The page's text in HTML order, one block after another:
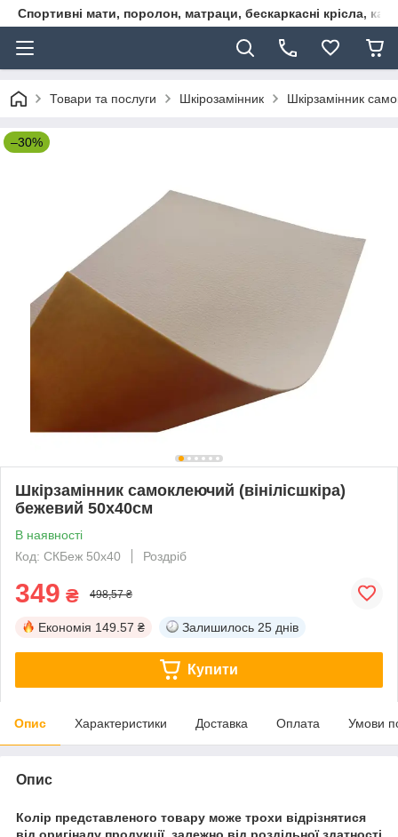
Спортивні мати, поролон, матраци, бескаркасні крісла,
Товари та послуги Шкірозамінник Шкірзамінник
–30%
Шкірзамінник самоклеючий (вінілісшкіра)
бежевий 50х40см
В наявності
Код: СКБеж 50х40
Роздріб
349 ₴ 498,57 ₴
Економія 149.57 ₴ Залишилось 25 днів
Купити
Опис Характеристики Доставка Оплата Умови
Опис
Колір представленого товару може трохи відрізнятися
від оригіналу продукції, залежно від роздільної здатності